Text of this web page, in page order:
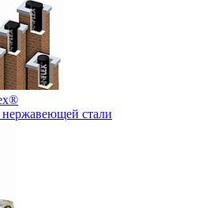
стали